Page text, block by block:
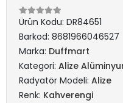
Ürün Kodu: DR84651
Barkod: 8681966046527
Marka: Duffmart
Kategori: Alize
Radyatör Modeli: Alize
Renk: Kahverengi